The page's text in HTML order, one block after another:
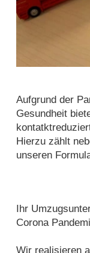
Aufgrund der
Gesundheit
Hierzu zählt
unseren
Ihr
Corona
Wir realisieren